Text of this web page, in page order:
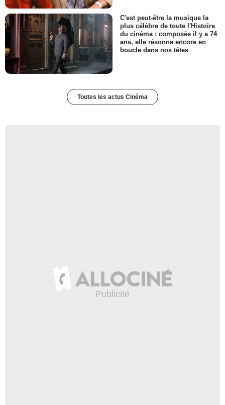
C'est peut-être la musique la
plus célèbre de toute l'Histoire
du cinéma : composée il y a 74
ans, elle résonne encore en
boucle dans nos têtes
Toutes les actus Cinéma